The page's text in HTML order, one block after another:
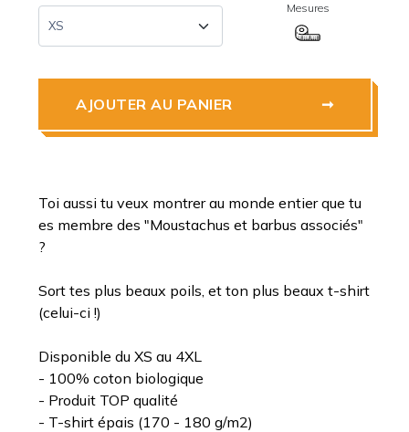
Mesures
AJOUTER AU PANIER ➞
Toi aussi tu veux montrer au monde entier que tu
es membre des "Moustachus et barbus associés"
?
Sort tes plus beaux poils, et ton plus beaux t-shirt
(celui-ci !)
Disponible du XS au 4XL
- 100% coton biologique
- Produit TOP qualité
- T-shirt épais (170 - 180 g/m2)